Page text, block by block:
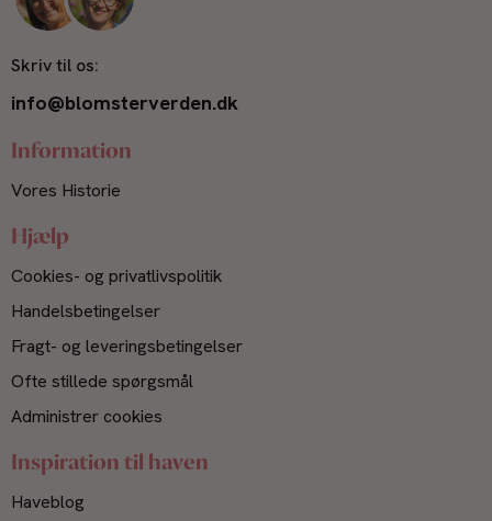
Skriv til os:
info@blomsterverden.dk
Information
Vores Historie
Hjælp
Cookies- og privatlivspolitik
Handelsbetingelser
Fragt- og leveringsbetingelser
Ofte stillede spørgsmål
Administrer cookies
Inspiration til haven
Haveblog